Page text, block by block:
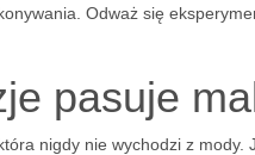
Odważ się
pasuje
nigdy nie wychodzi z